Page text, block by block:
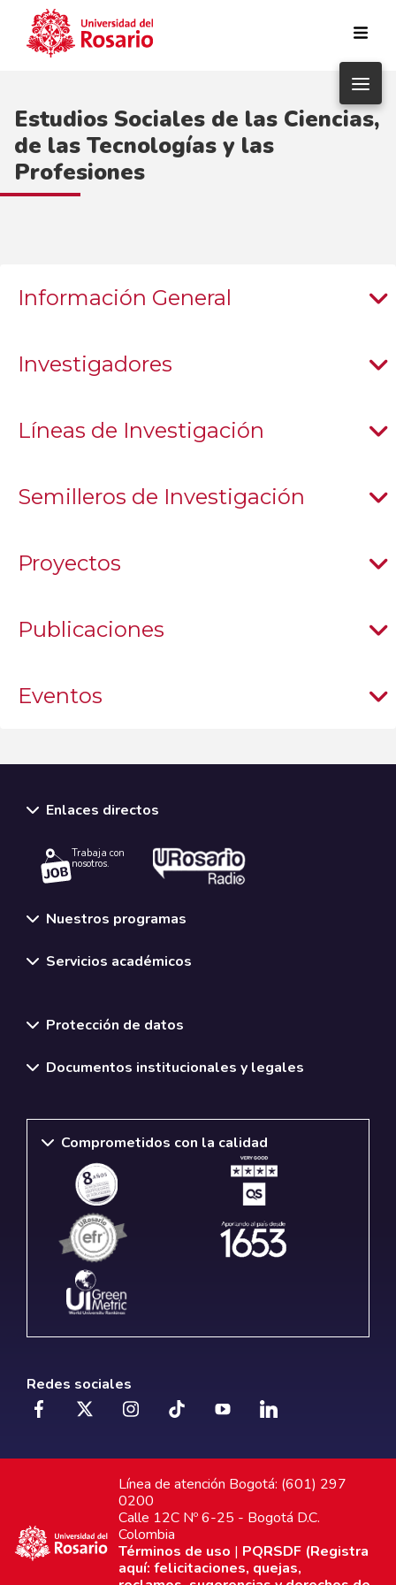
Estudios Sociales de las Ciencias,
de las Tecnologías y las
Profesiones
Información General
Investigadores
Líneas de Investigación
Semilleros de Investigación
Proyectos
Publicaciones
Eventos
Enlaces directos
Trabaja con
nosotros.
Nuestros programas
Servicios académicos
Protección de datos
Documentos institucionales y legales
Comprometidos con la calidad
Redes sociales
Línea de atención Bogotá: (601) 297
0200
Calle 12C Nº 6-25 - Bogotá D.C.
Colombia
Términos de uso | PQRSDF (Registra
aquí: felicitaciones, quejas,